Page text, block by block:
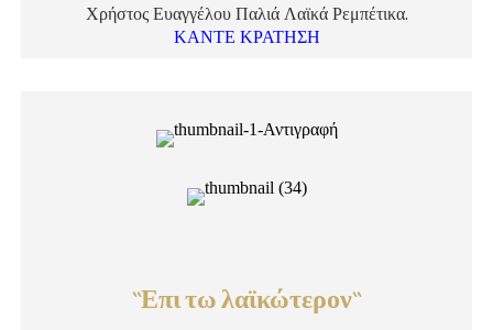
Χρήστος Ευαγγέλου Παλιά Λαϊκά Ρεμπέτικα.
ΚΑΝΤΕ ΚΡΑΤΗΣΗ
``Επι τω λαϊκώτερον``